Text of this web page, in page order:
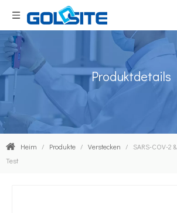
Produktdetails
Heim / Produkte / Verstecken /
SARS-COV-2
Test